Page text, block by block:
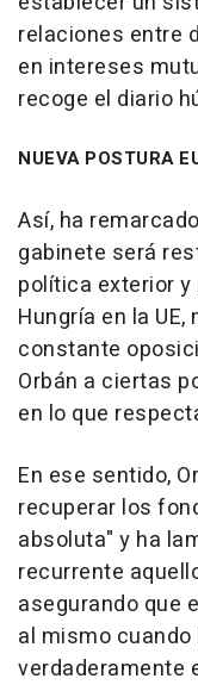
relaciones entre
en intereses
recoge el diario
NUEVA POSTURA
Así, ha
gabinete será
política exterior
Hungría en la
constante
Orbán a ciertas
en lo que
En ese sentido,
recuperar los
absoluta" y ha
recurrente
asegurando que
al mismo
verdaderamente